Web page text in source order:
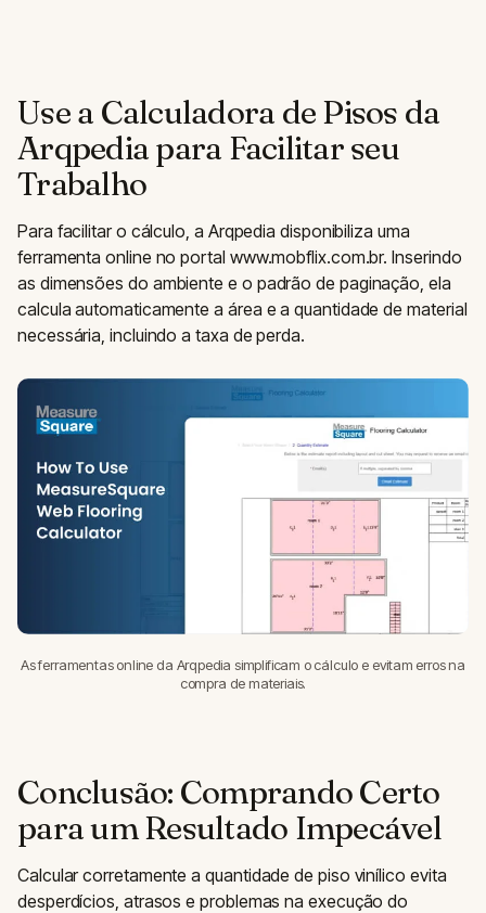
Use a Calculadora de Pisos da
Arqpedia para Facilitar seu
Trabalho
Para facilitar o cálculo, a Arqpedia disponibiliza uma
ferramenta online no portal www.mobflix.com.br. Inserindo
as dimensões do ambiente e o padrão de paginação, ela
calcula automaticamente a área e a quantidade de material
necessária, incluindo a taxa de perda.
As ferramentas online da Arqpedia simplificam o cálculo e evitam erros na
compra de materiais.
Conclusão: Comprando Certo
para um Resultado Impecável
Calcular corretamente a quantidade de piso vinílico evita
desperdícios, atrasos e problemas na execução do